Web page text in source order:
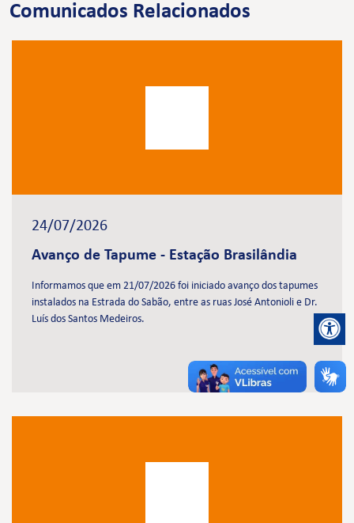
Comunicados Relacionados
24/07/2026
Avanço de Tapume - Estação Brasilândia
Informamos que em 21/07/2026 foi iniciado avanço dos tapumes
instalados na Estrada do Sabão, entre as ruas José Antonioli e Dr.
Luís dos Santos Medeiros.